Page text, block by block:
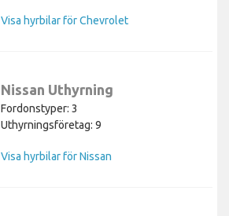
Visa hyrbilar för Chevrolet
Nissan Uthyrning
Fordonstyper: 3
Uthyrningsföretag: 9
Visa hyrbilar för Nissan